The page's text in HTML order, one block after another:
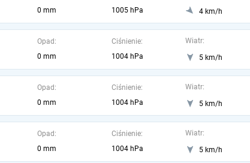
0 mm
1005 hPa
4 km/h
Opad:
0 mm
Ciśnienie:
1004 hPa
Wiatr:
5 km/h
Opad:
0 mm
Ciśnienie:
1004 hPa
Wiatr:
5 km/h
Opad:
0 mm
Ciśnienie:
1004 hPa
Wiatr:
5 km/h